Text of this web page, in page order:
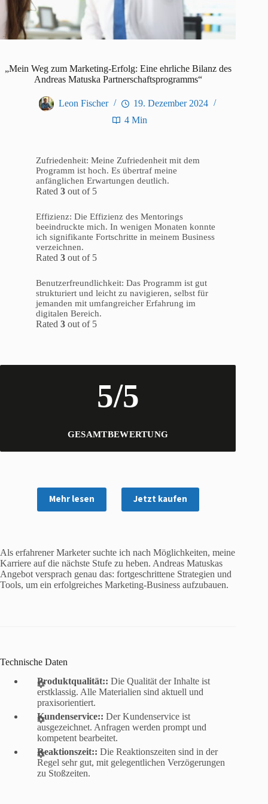
„Mein Weg zum Marketing-Erfolg: Eine ehrliche Bilanz des
Andreas Matuska Partnerschaftsprogramms“
Leon Fischer
19. Dezember 2024
4 Min
Zufriedenheit: Meine Zufriedenheit mit dem
Programm ist hoch. Es übertraf meine
anfänglichen Erwartungen deutlich.
Rated 3 out of 5
Effizienz: Die Effizienz des Mentorings
beeindruckte mich. In wenigen Monaten konnte
ich signifikante Fortschritte in meinem Business
verzeichnen.
Rated 3 out of 5
Benutzerfreundlichkeit: Das Programm ist gut
strukturiert und leicht zu navigieren, selbst für
jemanden mit umfangreicher Erfahrung im
digitalen Bereich.
Rated 3 out of 5
5/5
GESAMTBEWERTUNG
Mehr lesen Jetzt kaufen
Als erfahrener Marketer suchte ich nach Möglichkeiten, meine
Karriere auf die nächste Stufe zu heben. Andreas Matuskas
Angebot versprach genau das: fortgeschrittene Strategien und
Tools, um ein erfolgreiches Marketing-Business aufzubauen.
Technische Daten
Produktqualität:: Die Qualität der Inhalte ist
erstklassig. Alle Materialien sind aktuell und
praxisorientiert.
Kundenservice:: Der Kundenservice ist
ausgezeichnet. Anfragen werden prompt und
kompetent bearbeitet.
Reaktionszeit:: Die Reaktionszeiten sind in der
Regel sehr gut, mit gelegentlichen Verzögerungen
zu Stoßzeiten.